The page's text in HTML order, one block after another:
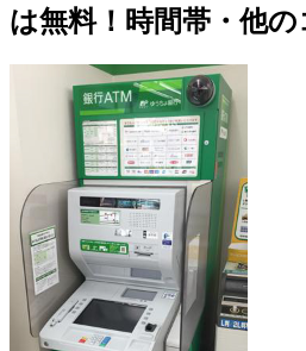
は無料！時間帯・他